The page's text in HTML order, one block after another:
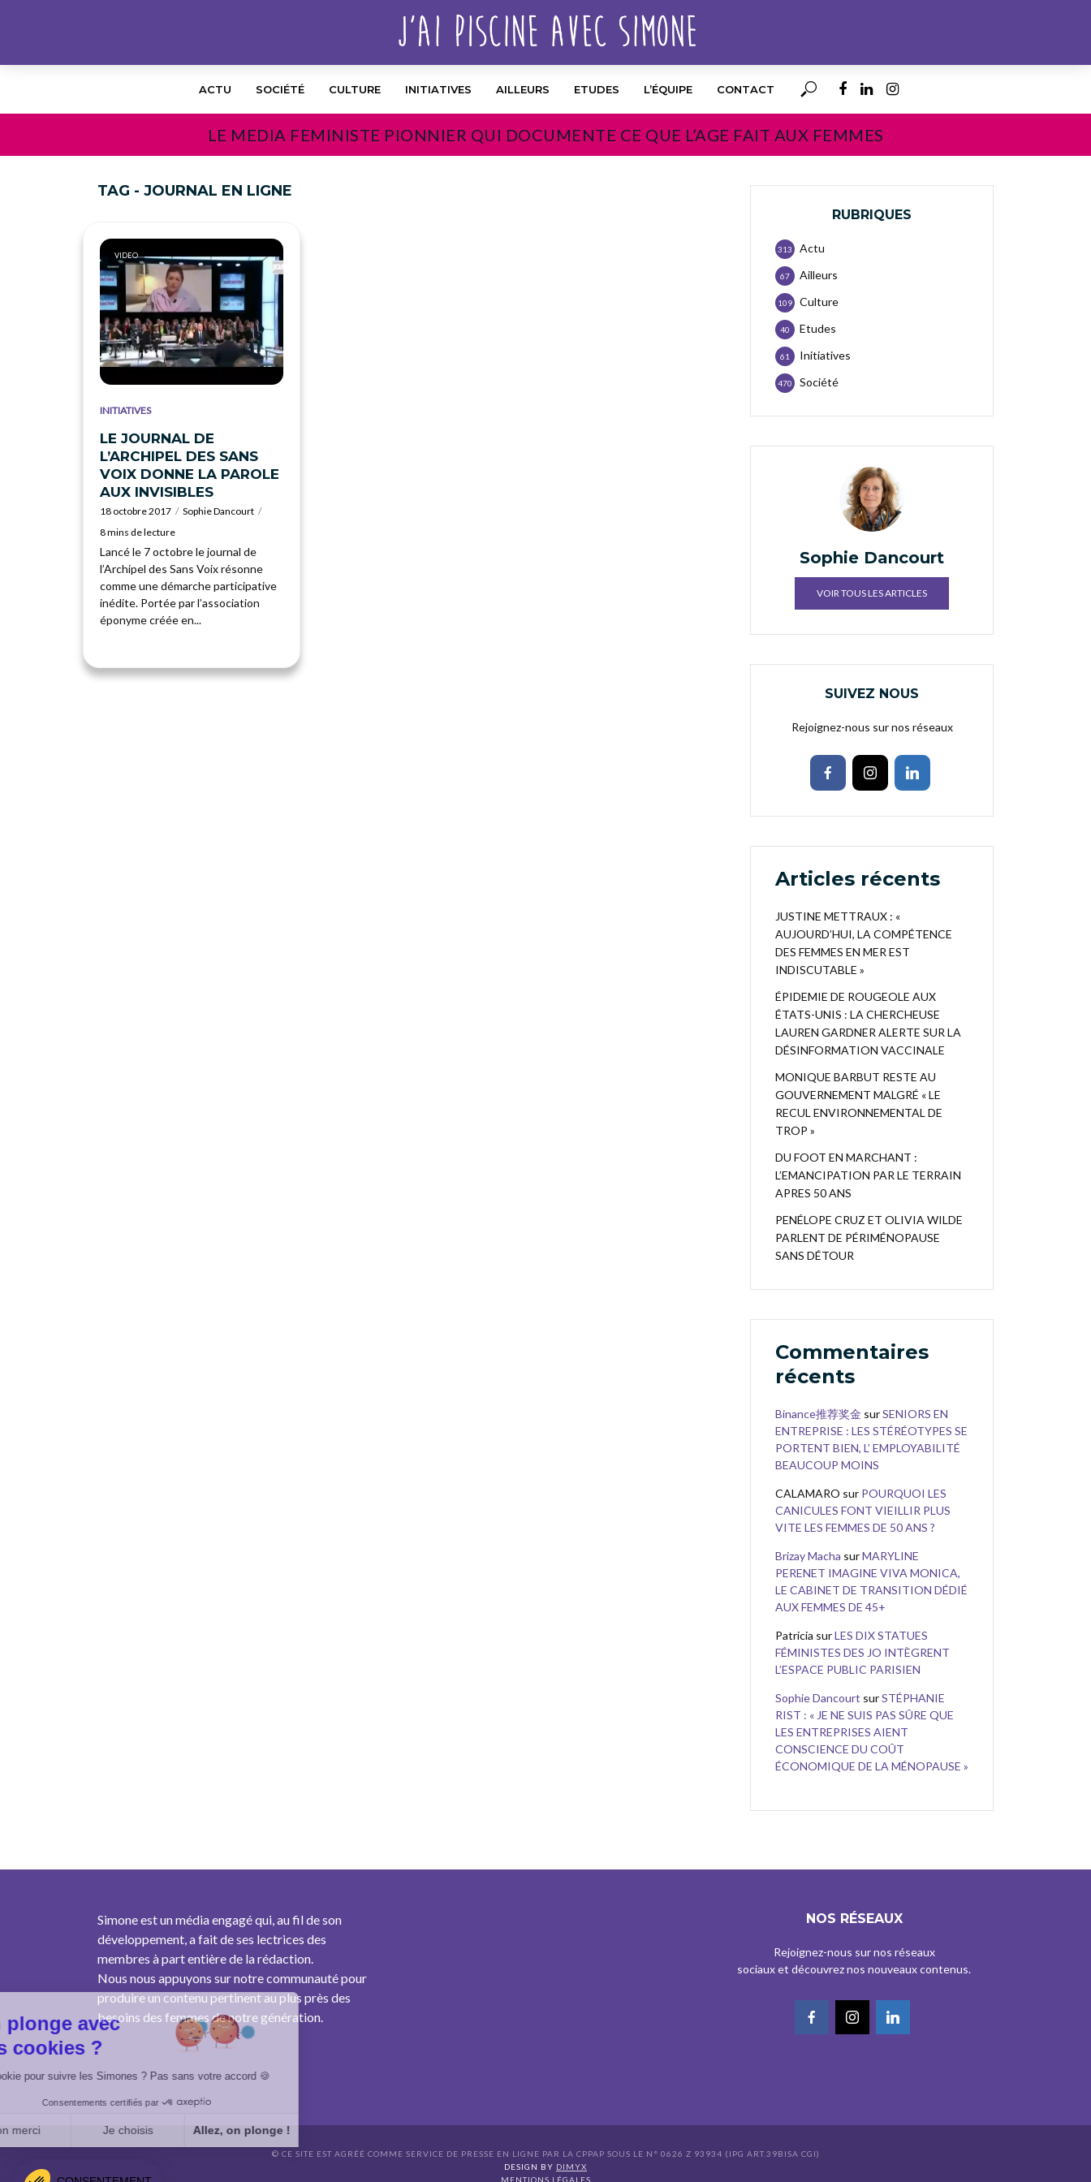
ACTU SOCIÉTÉ CULTURE INITIATIVES AILLEURS ETUDES L’ÉQUIPE CONTACT
LE MEDIA FEMINISTE PIONNIER QUI DOCUMENTE CE QUE L’AGE FAIT AUX FEMMES
TAG - JOURNAL EN LIGNE
VIDEO
INITIATIVES
LE JOURNAL DE
L’ARCHIPEL DES SANS
VOIX DONNE LA PAROLE
AUX INVISIBLES
18 octobre 2017
Sophie Dancourt
8 mins de lecture
Lancé le 7 octobre le journal de
l’Archipel des Sans Voix résonne
comme une démarche participative
inédite. Portée par l’association
éponyme créée en...
RUBRIQUES
Actu
313
Ailleurs
67
Culture
109
Etudes
40
Initiatives
61
Société
470
Sophie Dancourt
VOIR TOUS LES ARTICLES
SUIVEZ NOUS
Rejoignez-nous sur nos réseaux
Articles récents
JUSTINE METTRAUX : «
AUJOURD’HUI, LA COMPÉTENCE
DES FEMMES EN MER EST
INDISCUTABLE »
ÉPIDEMIE DE ROUGEOLE AUX
ÉTATS-UNIS : LA CHERCHEUSE
LAUREN GARDNER ALERTE SUR LA
DÉSINFORMATION VACCINALE
MONIQUE BARBUT RESTE AU
GOUVERNEMENT MALGRÉ « LE
RECUL ENVIRONNEMENTAL DE
TROP »
DU FOOT EN MARCHANT :
L’EMANCIPATION PAR LE TERRAIN
APRES 50 ANS
PENÉLOPE CRUZ ET OLIVIA WILDE
PARLENT DE PÉRIMÉNOPAUSE
SANS DÉTOUR
Commentaires
récents
Binance推荐奖金 surSENIORS EN
ENTREPRISE : LES STÉRÉOTYPES SE
PORTENT BIEN, L’ EMPLOYABILITÉ
BEAUCOUP MOINS
CALAMARO sur POURQUOI LES
CANICULES FONT VIEILLIR PLUS
VITE LES FEMMES DE 50 ANS ?
Brizay Macha surMARYLINE
PERENET IMAGINE VIVA MONICA,
LE CABINET DE TRANSITION DÉDIÉ
AUX FEMMES DE 45+
Patricia surLES DIX STATUES
FÉMINISTES DES JO INTÈGRENT
L’ESPACE PUBLIC PARISIEN
Sophie Dancourt surSTÉPHANIE
RIST : « JE NE SUIS PAS SÛRE QUE
LES ENTREPRISES AIENT
CONSCIENCE DU COÛT
ÉCONOMIQUE DE LA MÉNOPAUSE »
Simone est un média engagé qui, au fil de son
développement, a fait de ses lectrices des
membres à part entière de la rédaction.
Nous nous appuyons sur notre communauté pour
produire un contenu pertinent au plus près des
besoins des femmes de notre génération.
NOS RÉSEAUX
Rejoignez-nous sur nos réseaux
sociaux et découvrez nos nouveaux contenus.
© CE SITE EST AGRÉÉ COMME SERVICE DE PRESSE EN LIGNE PAR LA CPPAP SOUS LE N° 0626 Z 93934 (IPG ART.39BISA CGI)
DESIGN BY DIMYX
MENTIONS LÉGALES
On plonge avec
des cookies ?
Un cookie pour suivre les Simones ? Pas sans votre accord 🍪
Consentements certifiés par
Je choisis Allez, on plonge !
Plateforme de Gestion du Consentement : Personnalisez vos Options